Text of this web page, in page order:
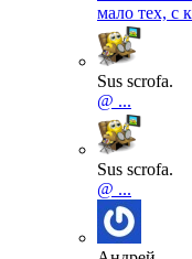
мало тех, с
Sus scrofa.
@ ...
Sus scrofa.
@ ...